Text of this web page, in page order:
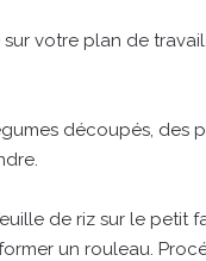
votre plan de
découpés, des
de riz sur le petit
un rouleau.